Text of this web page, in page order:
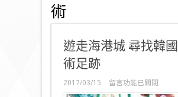
術
遊走海港城 尋找韓
術足跡
2017/03/15
在
〈遊
留言功能已關閉